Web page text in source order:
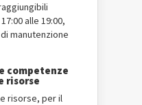
alle 19:00,
manutenzione
competenze
risorse
le risorse, per il